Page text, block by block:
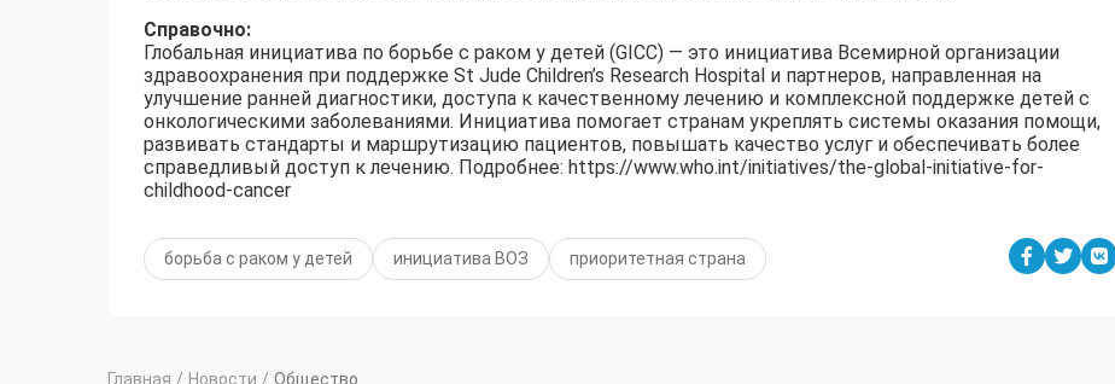
Справочно:
Глобальная инициатива по борьбе с раком у детей (GICC) — это инициатива Всемирной организации
здравоохранения при поддержке St Jude Children’s Research Hospital и партнеров, направленная на
улучшение ранней диагностики, доступа к качественному лечению и комплексной поддержке детей с
онкологическими заболеваниями. Инициатива помогает странам укреплять системы оказания помощи,
развивать стандарты и маршрутизацию пациентов, повышать качество услуг и обеспечивать более
справедливый доступ к лечению. Подробнее: https://www.who.int/initiatives/the-global-initiative-for-
childhood-cancer
борьба с раком у детей инициатива ВОЗ приоритетная страна
Главная / Новости / Общество